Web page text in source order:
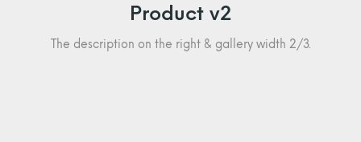
Product v2
The description on the right & gallery width 2/3.